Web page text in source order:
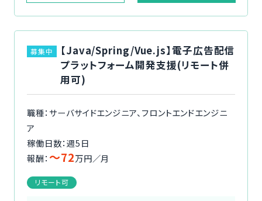
募集中
【Java/Spring/Vue.js】電子広告配信
プラットフォーム開発支援(リモート併
用可)
職種：サーバサイドエンジニア、フロントエンドエンジニ
ア
稼働日数：週5日
報酬： 〜72万円／月
リモート可